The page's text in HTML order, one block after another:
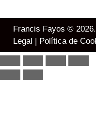
Francis Fayos © 2026.
Legal | Política de